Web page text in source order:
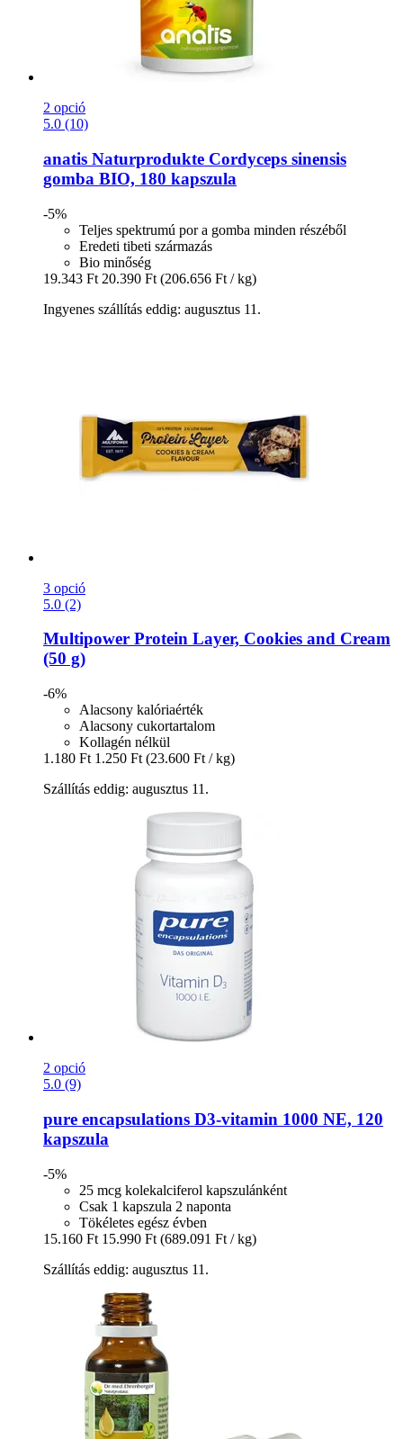
2 opció
5.0 (10)
anatis Naturprodukte Cordyceps sinensis
gomba BIO, 180 kapszula
-5%
Teljes spektrumú por a gomba minden részéből
Eredeti tibeti származás
Bio minőség
19.343 Ft 20.390 Ft (206.656 Ft / kg)
Ingyenes szállítás eddig: augusztus 11.
3 opció
5.0 (2)
Multipower Protein Layer, Cookies and Cream
(50 g)
-6%
Alacsony kalóriaérték
Alacsony cukortartalom
Kollagén nélkül
1.180 Ft 1.250 Ft (23.600 Ft / kg)
Szállítás eddig: augusztus 11.
2 opció
5.0 (9)
pure encapsulations D3-​vitamin 1000 NE, 120
kapszula
-5%
25 mcg kolekalciferol kapszulánként
Csak 1 kapszula 2 naponta
Tökéletes egész évben
15.160 Ft 15.990 Ft (689.091 Ft / kg)
Szállítás eddig: augusztus 11.